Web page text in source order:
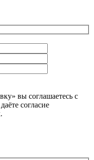
вы соглашаетесь с
согласие